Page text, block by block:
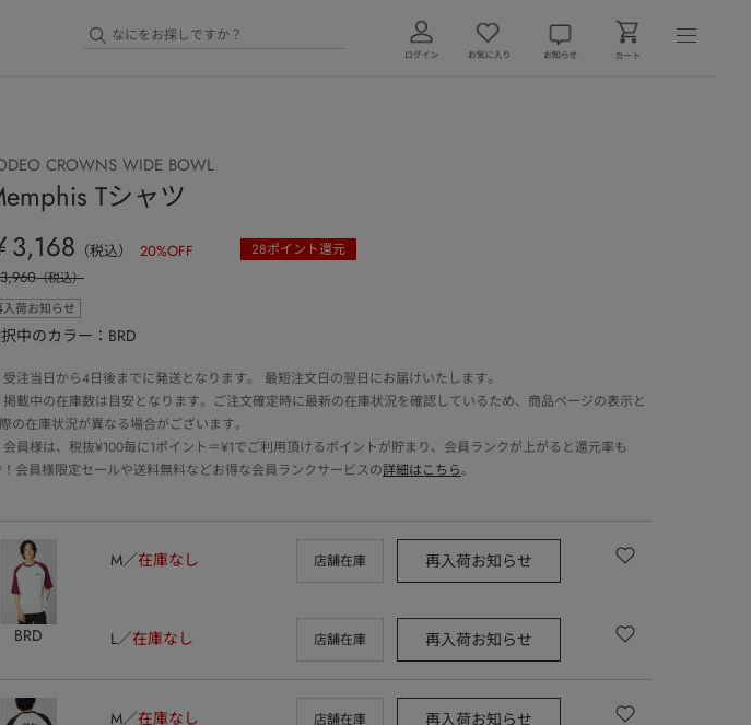
CROWNS WIDE BOWL
Tシャツ
3,168 （税込） 20%OFF 28ポイント還元
（税込）
入荷お知らせ
中のカラー：BRD
受注当日から4日後までに発送となります。 最短注文日の翌日にお届けいたします。
掲載中の在庫数は目安となります。ご注文確定時に最新の在庫状況を確認しているため、商品ページの表示と
の在庫状況が異なる場合がございます。
会員様は、税抜¥100毎に1ポイント＝¥1でご利用頂けるポイントが貯まり、会員ランクが上がると還元率も
！会員様限定セールや送料無料などお得な会員ランクサービスの詳細はこちら。
BRD
M 在庫なし 店舗在庫 再入荷お知らせ
L 在庫なし 店舗在庫 再入荷お知らせ
M 在庫なし 店舗在庫 再入荷お知らせ